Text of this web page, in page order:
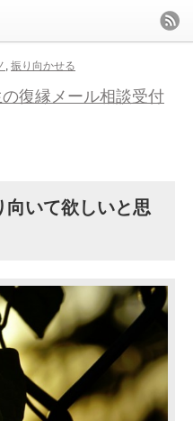
, 振り向かせる
の復縁メール相談受付
向いて欲しいと思